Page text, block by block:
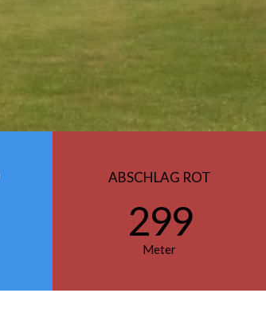
ABSCHLAG ROT
299
Meter